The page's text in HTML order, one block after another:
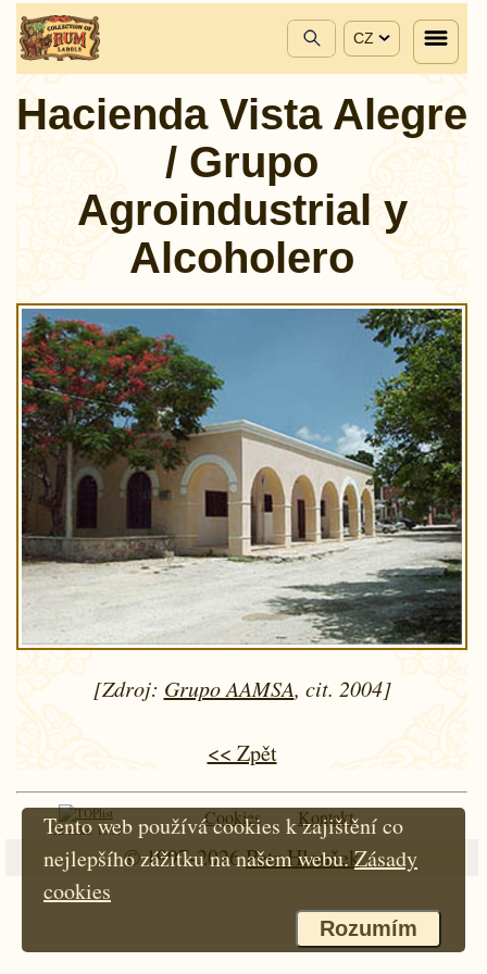
CZ
Hacienda Vista Alegre
/ Grupo
Agroindustrial y
Alcoholero
[Zdroj: Grupo AAMSA, cit. 2004]
<< Zpět
Od roku 1997
Cookies Kontakt
© 1997-2026Petr Hloušek
Tento web používá cookies k zajištění co
nejlepšího zážitku na našem webu.Zásady
cookies
Rozumím